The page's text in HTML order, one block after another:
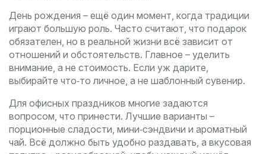
День рождения – ещё один момент, когда традиции
играют большую роль. Часто считают, что подарок
обязателен, но в реальной жизни всё зависит от
отношений и обстоятельств. Главное – уделить
внимание, а не стоимость. Если уж дарите,
выбирайте что‑то личное, а не шаблонный сувенир.
Для офисных праздников многие задаются
вопросом, что принести. Лучшие варианты –
порционные сладости, мини‑сэндвичи и ароматный
чай. Всё должно быть удобно раздавать, а вкусовая